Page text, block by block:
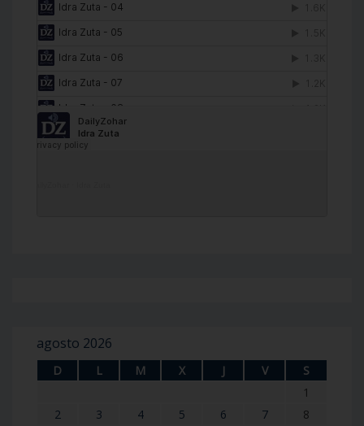
agosto 2026
D L M X J V
S
1
2
3 4 5 6 7
8